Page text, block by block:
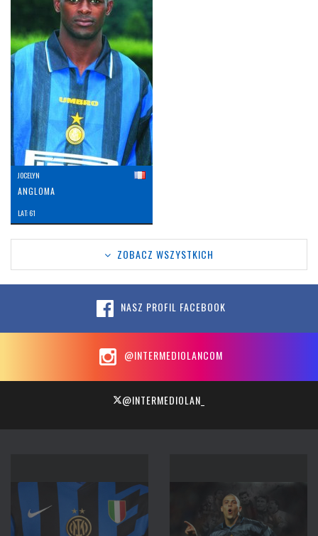
JOCELYN
ANGLOMA
LAT: 61
ZOBACZ WSZYSTKICH
NASZ PROFIL FACEBOOK
@INTERMEDIOLANCOM
@INTERMEDIOLAN_